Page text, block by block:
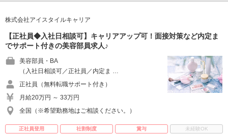
株式会社アイスタイルキャリア
【正社員◆入社日相談可】キャリアアップ可！面接対策など内定ま
でサポート付きの美容部員求人♪
美容部員・BA
（入社日相談可／正社員／内定ま …
正社員（無料転職サポート付き）
月給20万円 ～ 33万円
全国（※希望勤務地はご相談ください。）
正社員登用 社割制度 賞与
未経験OK